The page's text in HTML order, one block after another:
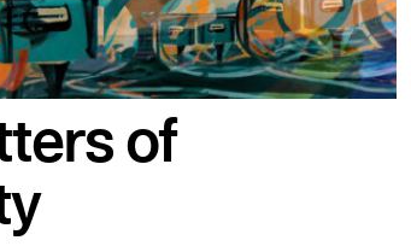
of